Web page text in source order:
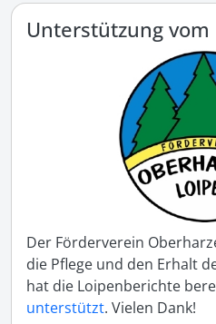
Unterstützung
Der Förderverein
die Pflege und den Erhalt
hat die Loipenberichte
unterstützt. Vielen Dank!